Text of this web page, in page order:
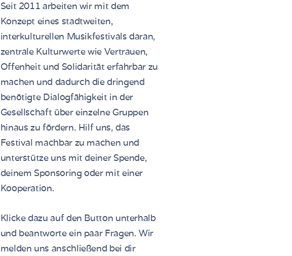
Seit 2011 arbeiten wir mit dem
Konzept eines stadtweiten,
interkulturellen Musikfestivals daran,
zentrale Kulturwerte wie Vertrauen,
Offenheit und Solidarität erfahrbar zu
machen und dadurch die dringend
benötigte Dialogfähigkeit in der
Gesellschaft über einzelne Gruppen
hinaus zu fördern. Hilf uns, das
Festival machbar zu machen und
unterstütze uns mit deiner Spende,
deinem Sponsoring oder mit einer
Kooperation.
Klicke dazu auf den Button unterhalb
und beantworte ein paar Fragen. Wir
melden uns anschließend bei dir